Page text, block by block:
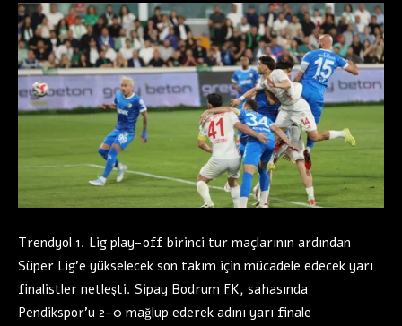
Trendyol 1. Lig play-off birinci tur maçlarının ardından
Süper Lig’e yükselecek son takım için mücadele edecek yarı
finalistler netleşti. Sipay Bodrum FK, sahasında
Pendikspor’u 2-0 mağlup ederek adını yarı finale